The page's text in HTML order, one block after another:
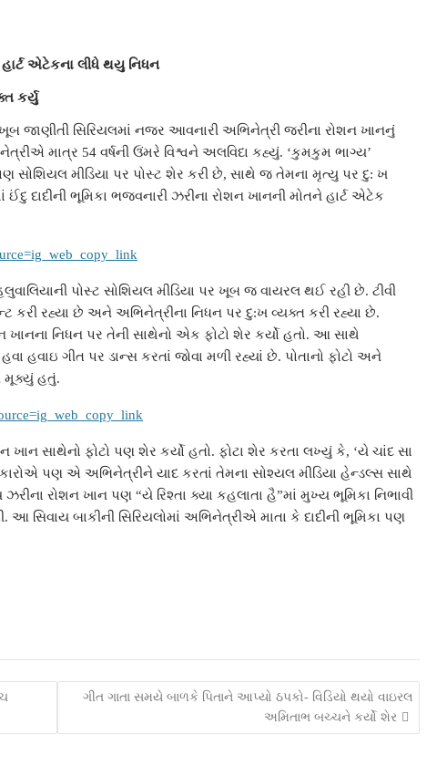
એટેકના લીધે થયુ નિધન
કર્યુ
જાણીતી સિરિયલમાં નજર આવનારી અભિનેત્રી જરીના રોશન ખાનનું
માત્ર 54 વર્ષની ઉંમરે વિશ્વને અલવિદા કહ્યું. ‘કુમકુમ ભાગ્ય’
મીડિયા પર પોસ્ટ શેર કરી છે, સાથે જ તેમના મૃત્યુ પર દુ: ખ
દાદીની ભૂમિકા ભજવનારી ઝરીના રોશન ખાનની મોતને હાર્ટ એટેક
પોસ્ટ સોશિયલ મીડિયા પર ખૂબ જ વાયરલ થઈ રહી છે. ટીવી
કરી રહ્યા છે અને અભિનેત્રીના નિધન પર દુ:ખ વ્યક્ત કરી રહ્યા છે.
નિધન પર તેની સાથેનો એક ફોટો શેર કર્યો હતો. આ સાથે
હવાઇ ગીત પર ડાન્સ કરતાં જોવા મળી રહ્યાં છે. પોતાનો ફોટો અને
મૂક્યું હતું.
સાથેનો ફોટો પણ શેર કર્યો હતો. ફોટા શેર કરતા લખ્યું કે, ‘યે ચાંદ સા
પણ એ અભિનેત્રીને યાદ કરતાં તેમના સોશ્યલ મીડિયા હેન્ડલ્સ સાથે
રોશન ખાન પણ “યે રિશ્તા ક્યા કહલાતા હૈ”માં મુખ્ય ભૂમિકા નિભાવી
આ સિવાય બાકીની સિરિયલોમાં અભિનેત્રીએ માતા કે દાદીની ભૂમિકા પણ
ગીત ગાતા સમયે બાળકે પિતાને આપ્યો ઠપકો- વિડિયો થયો વાઇરલ
અમિતાભ બચ્ચને કર્યો શેર